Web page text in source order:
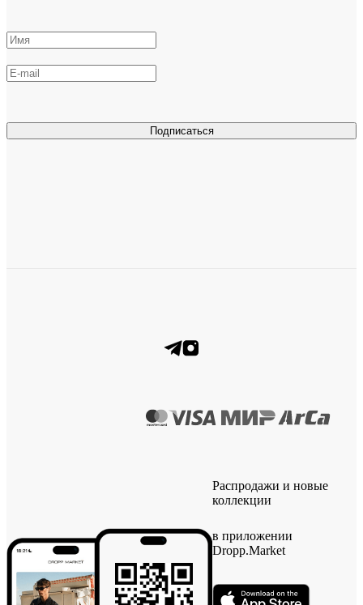
Подписаться
Распродажи и новые
коллекции
в приложении
Dropp.Market